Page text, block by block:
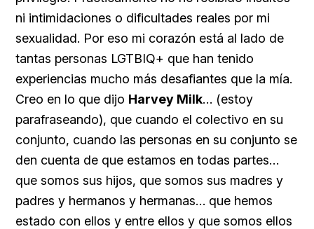
ni intimidaciones o dificultades reales por mi
sexualidad. Por eso mi corazón está al lado de
tantas personas LGTBIQ+ que han tenido
experiencias mucho más desafiantes que la mía.
Creo en lo que dijo Harvey Milk… (estoy
parafraseando), que cuando el colectivo en su
conjunto, cuando las personas en su conjunto se
den cuenta de que estamos en todas partes…
que somos sus hijos, que somos sus madres y
padres y hermanos y hermanas… que hemos
estado con ellos y entre ellos y que somos ellos